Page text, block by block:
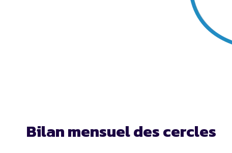
Bilan mensuel des cercles